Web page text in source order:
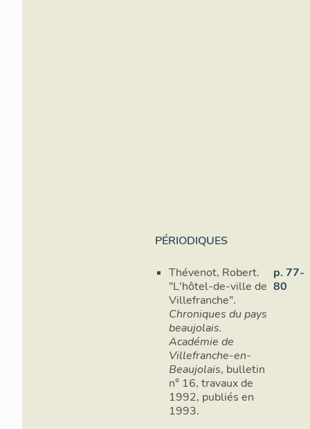
PÉRIODIQUES
Thévenot, Robert.
"L'hôtel-de-ville de
Villefranche".
Chroniques du pays
beaujolais.
Académie de
Villefranche-en-
Beaujolais, bulletin
n° 16, travaux de
1992, publiés en
1993.
p. 77-
80